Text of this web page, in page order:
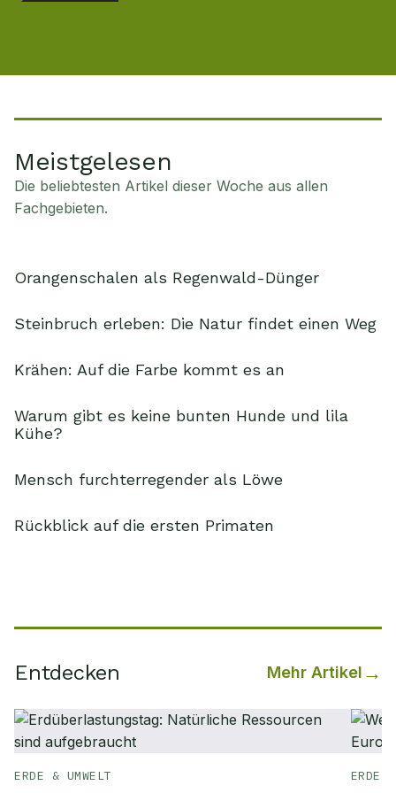
Meistgelesen
Die beliebtesten Artikel dieser Woche aus allen
Fachgebieten.
Orangenschalen als Regenwald-Dünger
Steinbruch erleben: Die Natur findet einen Weg
Krähen: Auf die Farbe kommt es an
Warum gibt es keine bunten Hunde und lila
Kühe?
Mensch furchterregender als Löwe
Rückblick auf die ersten Primaten
Entdecken Mehr Artikel
ERDE & UMWELT ERDE